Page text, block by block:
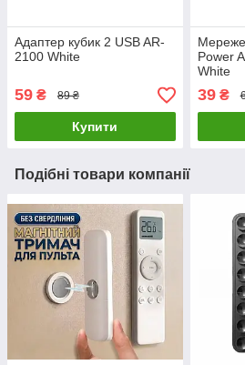
Адаптер кубик 2 USB AR-
2100 White
59 ₴ 89 ₴
Купити
Power
White
39₴
Подібні товари компанії